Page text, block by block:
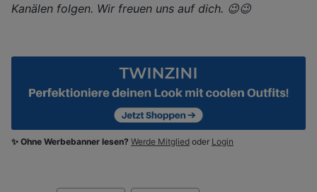
Kanälen folgen. Wir freuen uns auf dich. 😉😉
✨ Ohne Werbebanner lesen? Werde Mitglied oder Login